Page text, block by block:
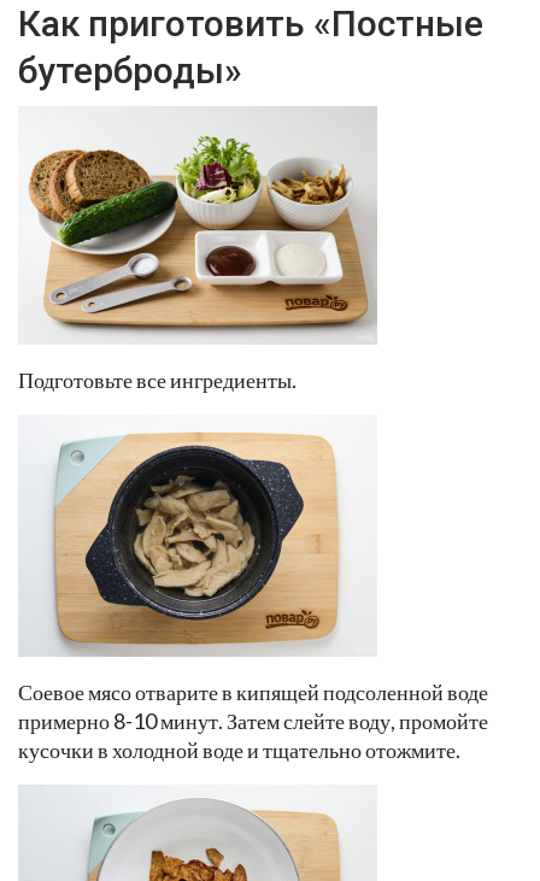
Как приготовить «Постные
бутерброды»
Подготовьте все ингредиенты.
Соевое мясо отварите в кипящей подсоленной воде
примерно 8-10 минут. Затем слейте воду, промойте
кусочки в холодной воде и тщательно отожмите.